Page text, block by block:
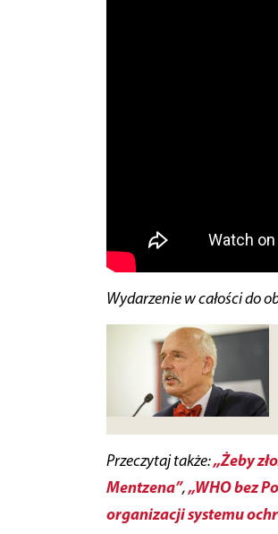
Wydarzenie w całości do
Przeczytaj także:„Żeby
Mentzena”,„WHO bez
organizacji systemu